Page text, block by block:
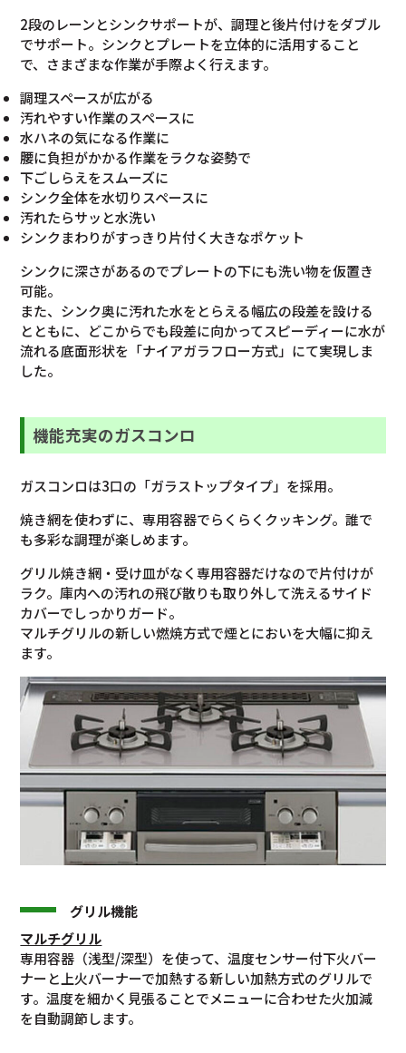
2段のレーンとシンクサポートが、調理と後片付けをダブル
でサポート。シンクとプレートを立体的に活用すること
で、さまざまな作業が手際よく行えます。
調理スペースが広がる
汚れやすい作業のスペースに
水ハネの気になる作業に
腰に負担がかかる作業をラクな姿勢で
下ごしらえをスムーズに
シンク全体を水切りスペースに
汚れたらサッと水洗い
シンクまわりがすっきり片付く大きなポケット
シンクに深さがあるのでプレートの下にも洗い物を仮置き
可能。
また、シンク奥に汚れた水をとらえる幅広の段差を設ける
とともに、どこからでも段差に向かってスピーディーに水が
流れる底面形状を「ナイアガラフロー方式」にて実現しま
した。
機能充実のガスコンロ
ガスコンロは3口の「ガラストップタイプ」を採用。
焼き網を使わずに、専用容器でらくらくクッキング。誰で
も多彩な調理が楽しめます。
グリル焼き網・受け皿がなく専用容器だけなので片付けが
ラク。庫内への汚れの飛び散りも取り外して洗えるサイド
カバーでしっかりガード。
マルチグリルの新しい燃焼方式で煙とにおいを大幅に抑え
ます。
グリル機能
マルチグリル
専用容器（浅型/深型）を使って、温度センサー付下火バー
ナーと上火バーナーで加熱する新しい加熱方式のグリルで
す。温度を細かく見張ることでメニューに合わせた火加減
を自動調節します。